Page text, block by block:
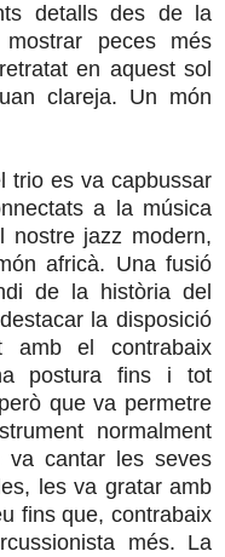
detalls des de la
peces més
en aquest sol
clareja. Un món
trio es va capbussar
a la música
nostre jazz modern,
africà. Una fusió
de la història del
la disposició
amb el contrabaix
postura fins i tot
que va permetre
normalment
va cantar les seves
les va gratar amb
fins que, contrabaix
més. La